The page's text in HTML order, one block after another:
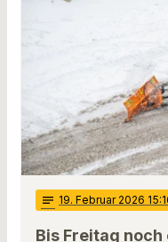
notes 19. Februar 2026
Bis Freitag